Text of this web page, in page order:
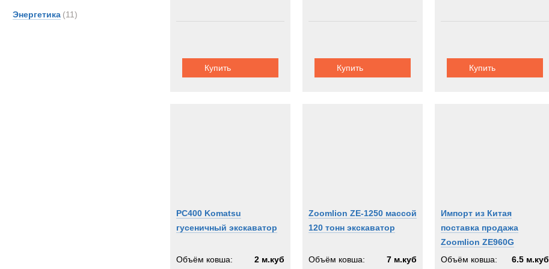
Энергетика (11)
Купить Купить Купить
PC400 Komatsu
гусеничный экскаватор
Объём ковша: 2 м.куб
Zoomlion ZE-1250 массой
120 тонн экскаватор
Объём ковша: 7 м.куб
Импорт из Китая
поставка продажа
Zoomlion ZE960G
Объём ковша:
6.5 м.куб